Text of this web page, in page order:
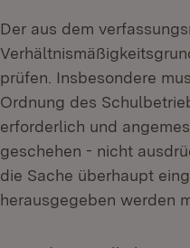
Der aus dem
prüfen. Insbesondere
Ordnung des
erforderlich und
geschehen - nicht
die Sache überhaupt
herausgegeben werden